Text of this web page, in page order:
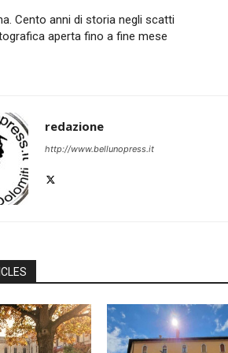
Cento anni di storia negli scatti
aperta fino a fine mese
redazione
http://www.bellunopress.it